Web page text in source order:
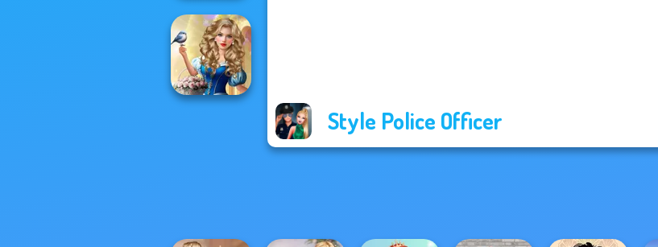
Style Police Officer
Rapunzel
Fashion